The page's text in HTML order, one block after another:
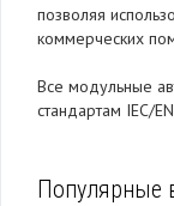
позволяя
коммерческих
Все модульные
стандартам IEC/
Популярные